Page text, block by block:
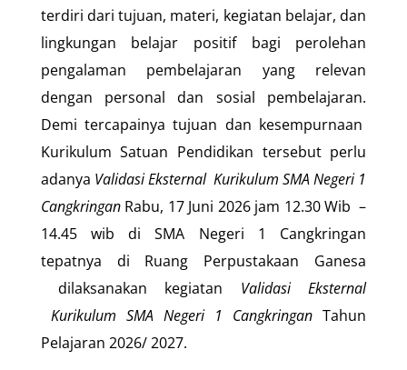
terdiri dari tujuan, materi, kegiatan belajar, dan
lingkungan belajar positif bagi perolehan
pengalaman pembelajaran yang relevan
dengan personal dan sosial pembelajaran.
Demi tercapainya tujuan dan kesempurnaan
Kurikulum Satuan Pendidikan tersebut perlu
adanya Validasi Eksternal Kurikulum SMA Negeri 1
CangkringanRabu, 17 Juni 2026 jam 12.30 Wib –
14.45 wib di SMA Negeri 1 Cangkringan
tepatnya di Ruang Perpustakaan Ganesa
dilaksanakan kegiatan Validasi Eksternal
Kurikulum SMA Negeri 1 Cangkringan Tahun
Pelajaran 2026/ 2027.